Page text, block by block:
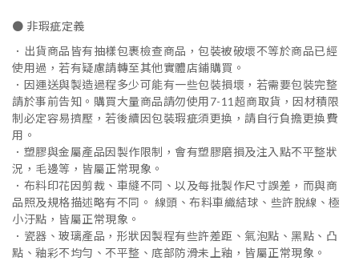
● 非瑕疵定義
．出貨商品皆有抽樣包裹檢查商品，包裝被破壞不等於商品已經
使用過，若有疑慮請轉至其他實體店鋪購買。
．因運送與製造過程多少可能有一些包裝損壞，若需要包裝完整
請於事前告知。購買大量商品請勿使用7-11超商取貨，因材積限
制必定容易擠壓，若後續因包裝瑕疵須更換，請自行負擔更換費
用。
．塑膠與金屬產品因製作限制，會有塑膠磨損及注入點不平整狀
況，毛邊等，皆屬正常現象。
．布料印花因剪裁、車縫不同、以及每批製作尺寸誤差，而與商
品照及規格描述略有不同。 線頭、布料車織結球、些許脫線、極
小汙點，皆屬正常現象。
．瓷器、玻璃產品，形狀因製程有些許差距、氣泡點、黑點、凸
點、釉彩不均勻、不平整、底部防滑未上釉，皆屬正常現象。